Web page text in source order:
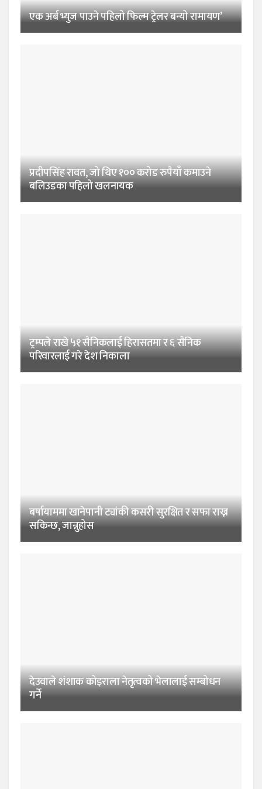
एक अर्ब भ्युज पाउने पहिलो फिल्म ट्रेलर बन्यो रामायण’
प्रदीपसिंह रावत, जो थिए १०० करोड रुपैयाँ कमाउने
बलिउडका पहिलो खलनायक
ट्रम्पले राखे ५१ सैनिकलाई हिरासतमा र ६ सैनिक
परिवारलाई गरे देश निकाला
बर्षायाममा खानेपानी ट्यांकी कसरी सुरक्षित र सफा राख्न
सकिन्छ, जान्नुहोस
देउवाले शंशाक कोइराला नेतृत्वको भेलालाई सम्बोधन
गर्ने